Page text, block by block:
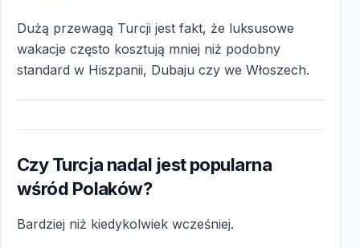
Dużą przewagą Turcji jest fakt, że luksusowe
wakacje często kosztują mniej niż podobny
standard w Hiszpanii, Dubaju czy we Włoszech.
Czy Turcja nadal jest popularna
wśród Polaków?
Bardziej niż kiedykolwiek wcześniej.